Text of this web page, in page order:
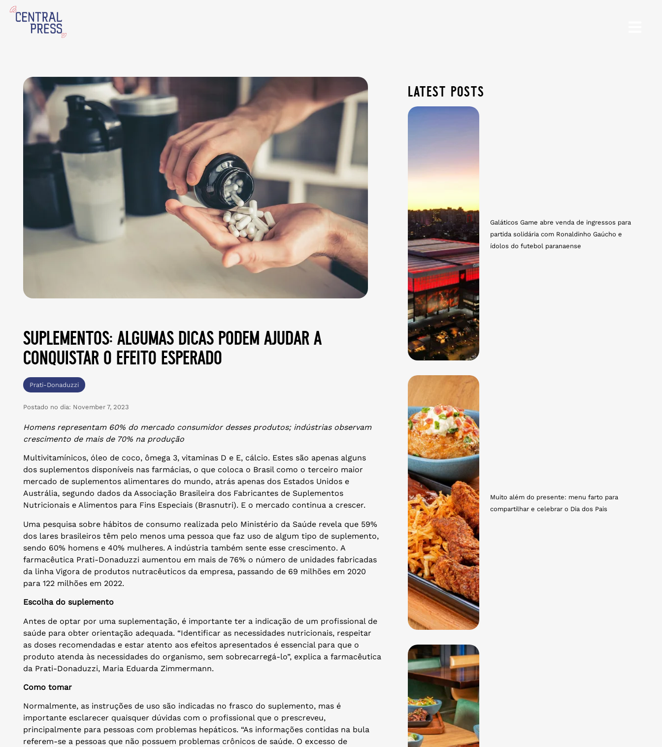
suplementos: algumas dicas podem ajudar a
conquistar o efeito esperado
Prati-Donaduzzi
Postado no dia: November 7, 2023
Homens representam 60% do mercado consumidor desses produtos; indústrias observam
crescimento de mais de 70% na produção
Multivitamínicos, óleo de coco, ômega 3, vitaminas D e E, cálcio. Estes são apenas alguns
dos suplementos disponíveis nas farmácias, o que coloca o Brasil como o terceiro maior
mercado de suplementos alimentares do mundo, atrás apenas dos Estados Unidos e
Austrália, segundo dados da Associação Brasileira dos Fabricantes de Suplementos
Nutricionais e Alimentos para Fins Especiais (Brasnutri). E o mercado continua a crescer.
Uma pesquisa sobre hábitos de consumo realizada pelo Ministério da Saúde revela que 59%
dos lares brasileiros têm pelo menos uma pessoa que faz uso de algum tipo de suplemento,
sendo 60% homens e 40% mulheres. A indústria também sente esse crescimento. A
farmacêutica Prati-Donaduzzi aumentou em mais de 76% o número de unidades fabricadas
da linha Vigora de produtos nutracêuticos da empresa, passando de 69 milhões em 2020
para 122 milhões em 2022.
Escolha do suplemento
Antes de optar por uma suplementação, é importante ter a indicação de um profissional de
saúde para obter orientação adequada. “Identificar as necessidades nutricionais, respeitar
as doses recomendadas e estar atento aos efeitos apresentados é essencial para que o
produto atenda às necessidades do organismo, sem sobrecarregá-lo”, explica a farmacêutica
da Prati-Donaduzzi, Maria Eduarda Zimmermann.
Como tomar
Normalmente, as instruções de uso são indicadas no frasco do suplemento, mas é
importante esclarecer quaisquer dúvidas com o profissional que o prescreveu,
principalmente para pessoas com problemas hepáticos. “As informações contidas na bula
referem-se a pessoas que não possuem problemas crônicos de saúde. O excesso de
latest posts
Galáticos Game abre venda de ingressos para
partida solidária com Ronaldinho Gaúcho e
ídolos do futebol paranaense
Muito além do presente: menu farto para
compartilhar e celebrar o Dia dos Pais